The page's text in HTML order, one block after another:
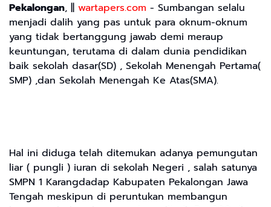
Pekalongan, || wartapers.com - Sumbangan selalu
menjadi dalih yang pas untuk para oknum-oknum
yang tidak bertanggung jawab demi meraup
keuntungan, terutama di dalam dunia pendidikan
baik sekolah dasar(SD) , Sekolah Menengah Pertama(
SMP) ,dan Sekolah Menengah Ke Atas(SMA).
Hal ini diduga telah ditemukan adanya pemungutan
liar ( pungli ) iuran di sekolah Negeri , salah satunya
SMPN 1 Karangdadap Kabupaten Pekalongan Jawa
Tengah meskipun di peruntukan membangun